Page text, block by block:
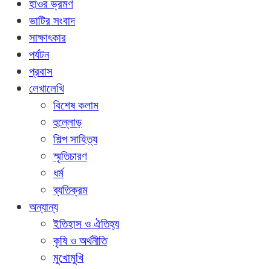
হাওর ভ্রমণ
ভাটির সংবাদ
সাক্ষাৎকার
পর্যটন
প্রবাস
লেখালেখি
বিশেষ কলাম
হুল্লোড়
শিল্প সাহিত্য
স্মৃতিচারণ
ধর্ম
ব্যতিক্রম
অন্যান্য
ইতিহাস ও ঐতিহ্য
কৃষি ও অর্থনীতি
মুখোমুখি